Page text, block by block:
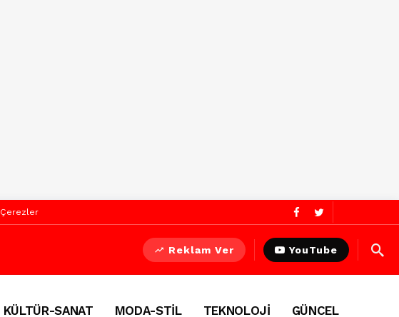
Çerezler
Reklam Ver YouTube
KÜLTÜR-SANAT MODA-STİL TEKNOLOJİ
GÜNCEL